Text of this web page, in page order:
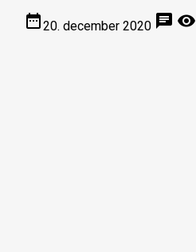
date_range20. december 2020 chat visibility